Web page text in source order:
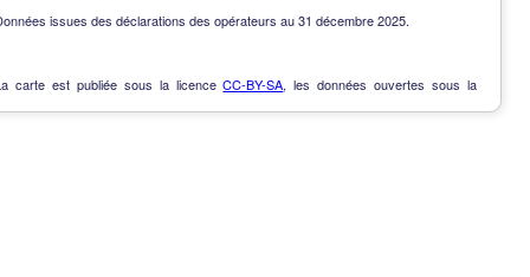
issues des déclarations des opérateurs au 31 décembre 2025.
carte est publiée sous la licenceCC-BY-SA, les données ouvertes sous la